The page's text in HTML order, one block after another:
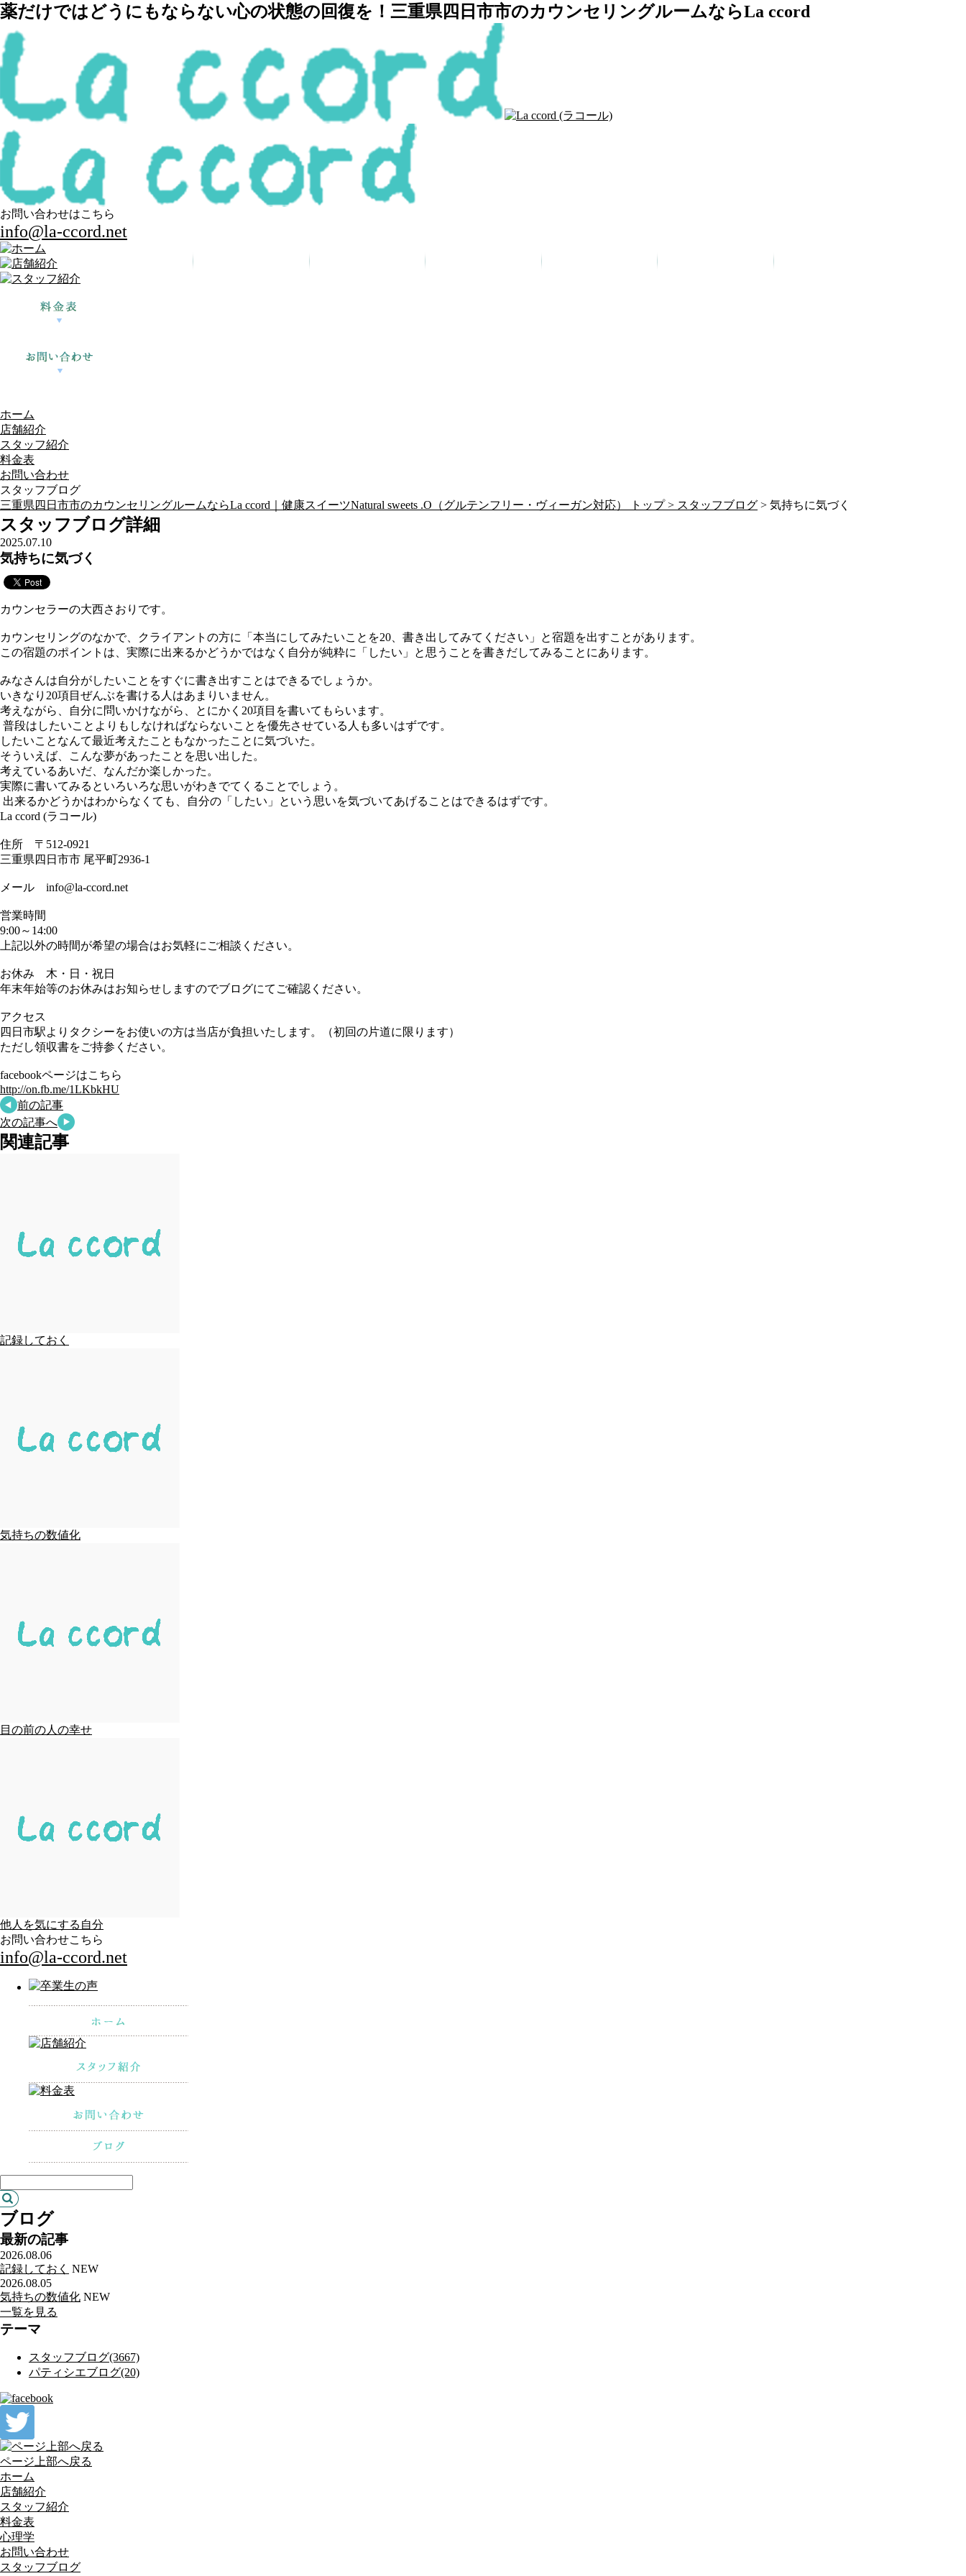
薬だけではどうにもならない心の状態の回復を！三重県四日市市のカウンセリングルームならLa ccord
お問い合わせはこちら
info@la-ccord.net
ホーム
店舗紹介
スタッフ紹介
料金表
お問い合わせ
スタッフブログ
三重県四日市市のカウンセリングルームならLa ccord｜健康スイーツNatural sweets .O（グルテンフリー・ヴィーガン対応） トップ > スタッフブログ > 気持ちに気づく
スタッフブログ詳細
2025.07.10
気持ちに気づく
カウンセラーの大西さおりです。
カウンセリングのなかで、クライアントの方に「本当にしてみたいことを20、書き出してみてください」と宿題を出すことがあります。
この宿題のポイントは、実際に出来るかどうかではなく自分が純粋に「したい」と思うことを書きだしてみることにあります。
みなさんは自分がしたいことをすぐに書き出すことはできるでしょうか。
いきなり20項目ぜんぶを書ける人はあまりいません。
考えながら、自分に問いかけながら、とにかく20項目を書いてもらいます。
普段はしたいことよりもしなければならないことを優先させている人も多いはずです。
したいことなんて最近考えたこともなかったことに気づいた。
そういえば、こんな夢があったことを思い出した。
考えているあいだ、なんだか楽しかった。
実際に書いてみるといろいろな思いがわきでてくることでしょう。
出来るかどうかはわからなくても、自分の「したい」という思いを気づいてあげることはできるはずです。
La ccord (ラコール)
住所 〒512-0921
三重県四日市市 尾平町2936-1
メール info@la-ccord.net
営業時間
9:00～14:00
上記以外の時間が希望の場合はお気軽にご相談ください。
お休み 木・日・祝日
年末年始等のお休みはお知らせしますのでブログにてご確認ください。
アクセス
四日市駅よりタクシーをお使いの方は当店が負担いたします。（初回の片道に限ります）
ただし領収書をご持参ください。
facebookページはこちら
http://on.fb.me/1LKbkHU
前の記事
次の記事へ
関連記事
記録しておく
気持ちの数値化
目の前の人の幸せ
他人を気にする自分
お問い合わせこちら
info@la-ccord.net
ブログ
最新の記事
2026.08.06
記録しておく NEW
2026.08.05
気持ちの数値化 NEW
一覧を見る
テーマ
スタッフブログ(3667)
パティシエブログ(20)
ページ上部へ戻る
ホーム
店舗紹介
スタッフ紹介
料金表
心理学
お問い合わせ
スタッフブログ